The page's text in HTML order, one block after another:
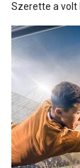
Szerette a volt